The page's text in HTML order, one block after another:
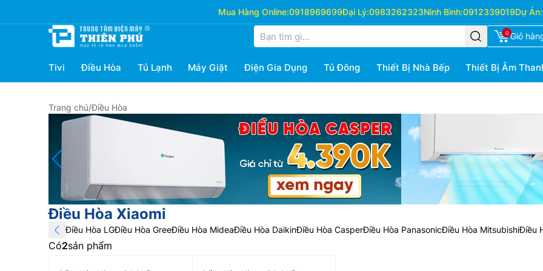
Mua Hàng Online:0918969699Đại Lý:0983262323Ninh Bình:0912339019Dự Án:
0 Giỏ
Tivi Điều Hòa Tủ Lạnh Máy Giặt Điện Gia Dụng Tủ Đông Thiết Bị Nhà Bếp Thiết Bị Âm
Trang chủ/Điều Hòa
Điều Hòa Xiaomi
Điều Hòa LGĐiều Hòa GreeĐiều Hòa MideaĐiều Hòa DaikinĐiều Hòa CasperĐiều Hòa PanasonicĐiều Hòa MitsubishiĐiều
Có2sản phẩm